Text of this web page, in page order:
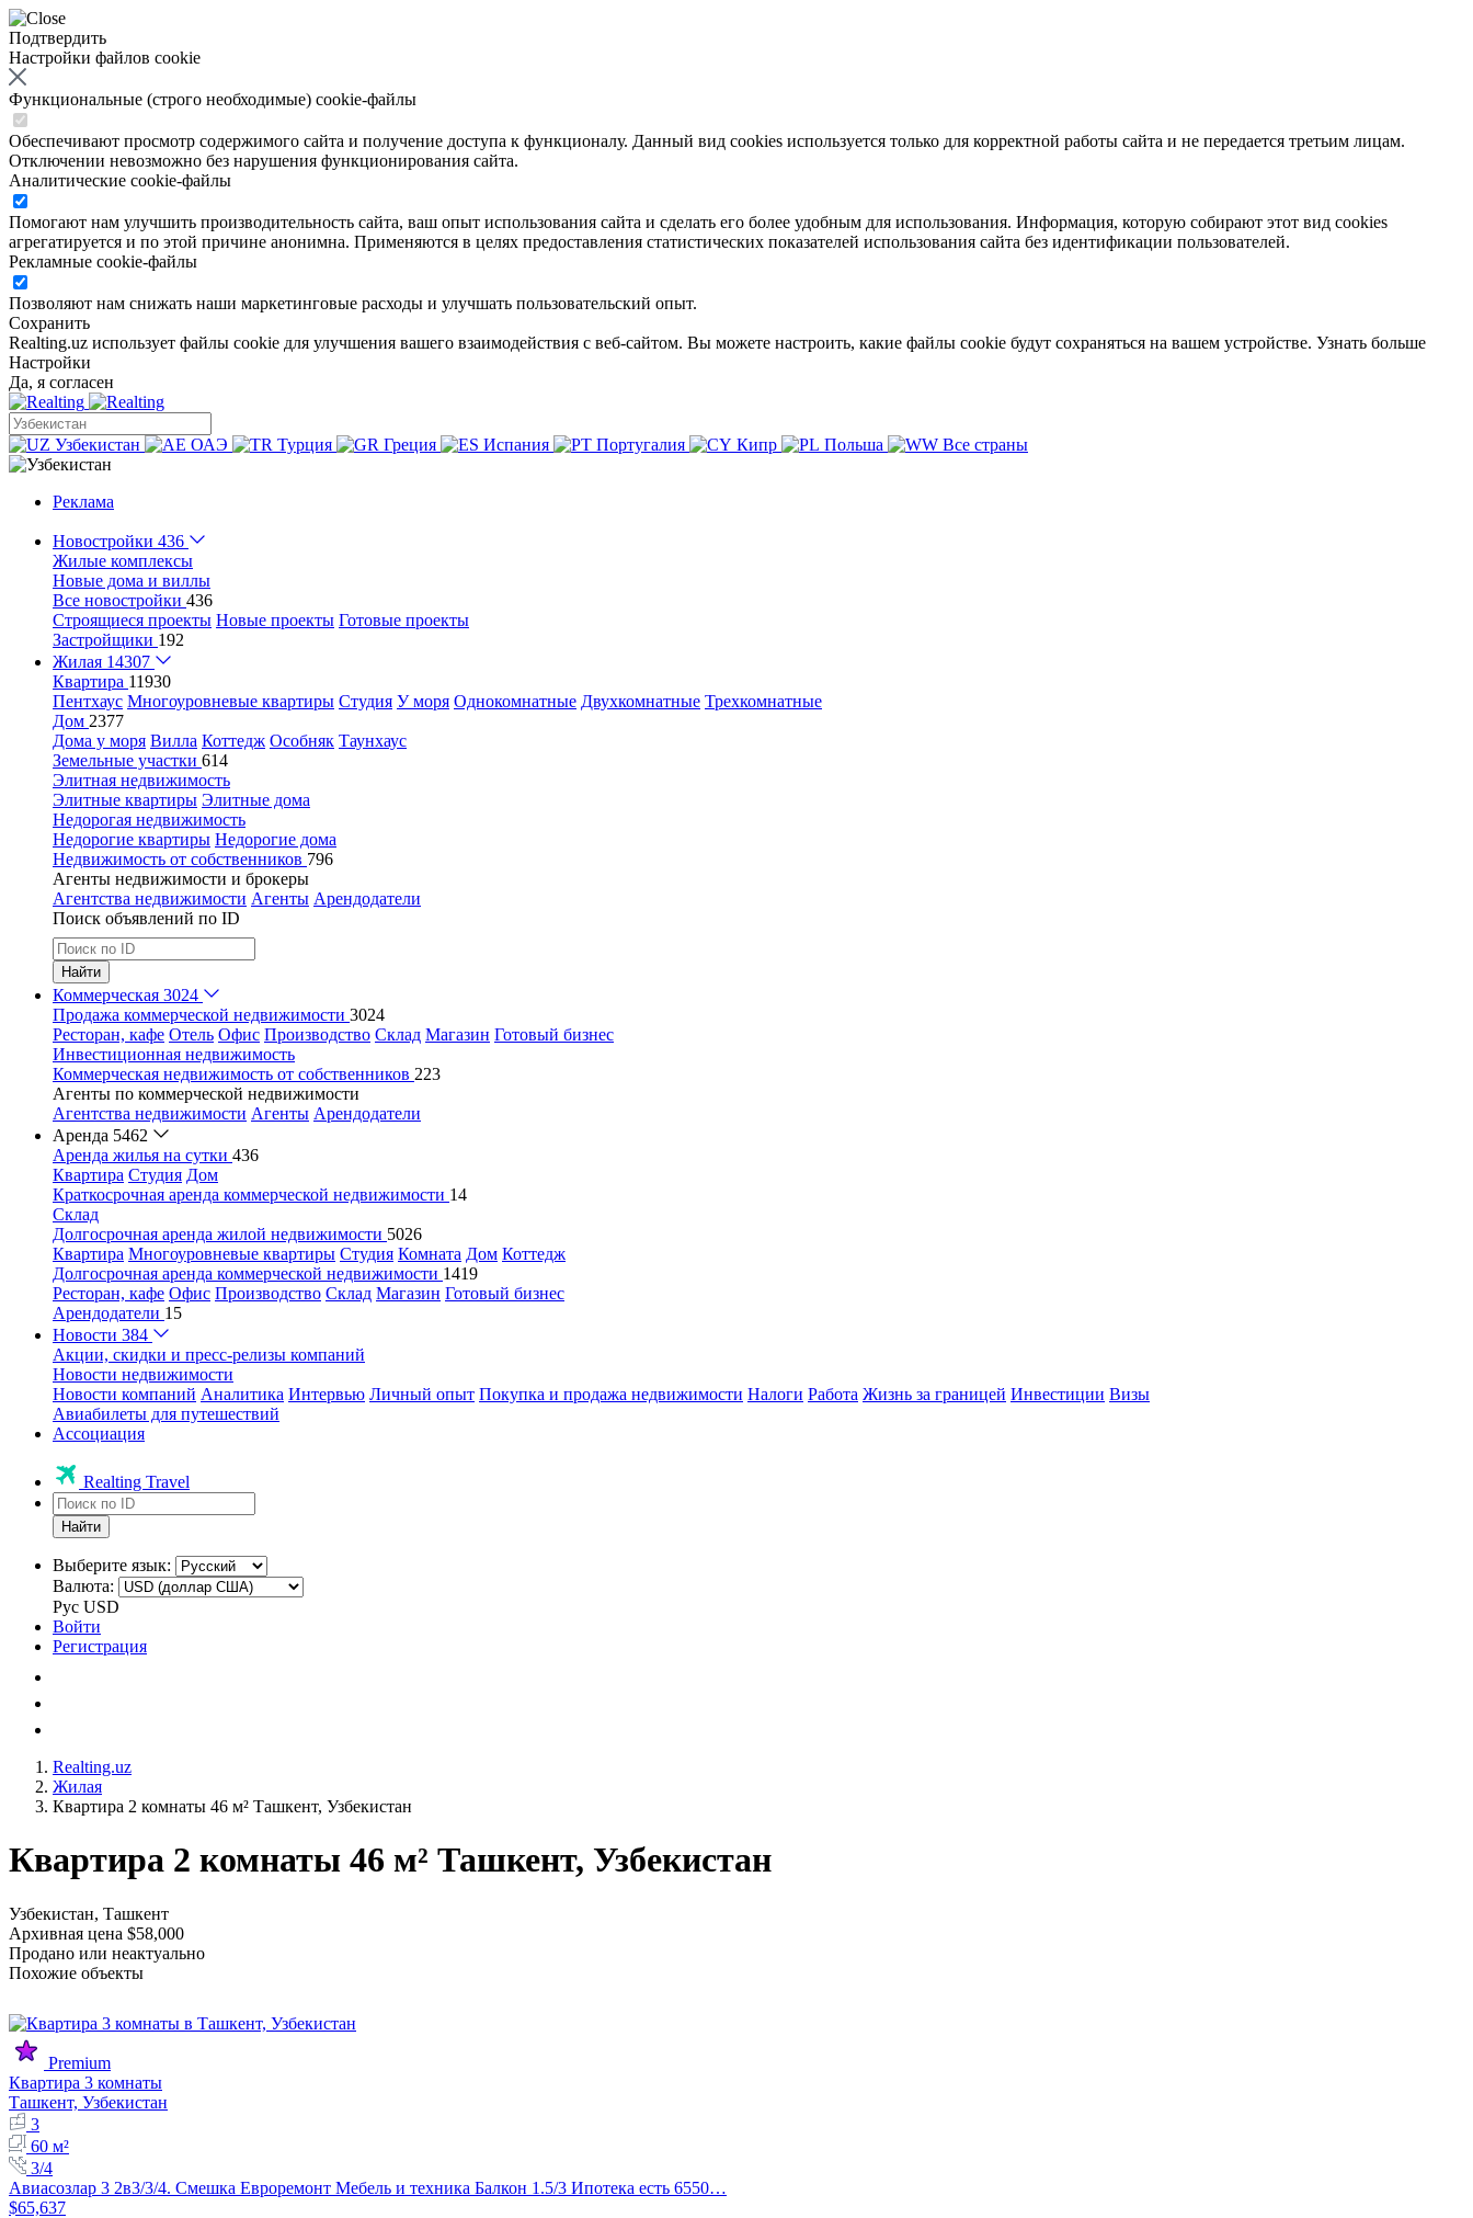
Подтвердить
Настройки файлов cookie
Функциональные (строго необходимые) cookie-файлы
Обеспечивают просмотр содержимого сайта и получение доступа к функционалу. Данный вид cookies используется только для корректной работы сайта и не передается третьим лицам.
Отключении невозможно без нарушения функционирования сайта.
Аналитические cookie-файлы
Помогают нам улучшить производительность сайта, ваш опыт использования сайта и сделать его более удобным для использования. Информация, которую собирают этот вид cookies
агрегатируется и по этой причине анонимна. Применяются в целях предоставления статистических показателей использования сайта без идентификации пользователей.
Рекламные cookie-файлы
Позволяют нам снижать наши маркетинговые расходы и улучшать пользовательский опыт.
Сохранить
Realting.uz использует файлы cookie для улучшения вашего взаимодействия с веб-сайтом. Вы можете настроить, какие файлы cookie будут сохраняться на вашем устройстве. Узнать больше
Настройки
Да, я согласен
Узбекистан ОАЭ Турция Греция Испания Португалия Кипр Польша Все страны
Реклама
Новостройки 436
Жилые комплексы
Новые дома и виллы
Все новостройки 436
Строящиеся проекты Новые проекты Готовые проекты
Застройщики 192
Жилая 14307
Квартира 11930
Пентхаус Многоуровневые квартиры Студия У моря Однокомнатные Двухкомнатные Трехкомнатные
Дом 2377
Дома у моря Вилла Коттедж Особняк Таунхаус
Земельные участки 614
Элитная недвижимость
Элитные квартиры Элитные дома
Недорогая недвижимость
Недорогие квартиры Недорогие дома
Недвижимость от собственников 796
Агенты недвижимости и брокеры
Агентства недвижимости Агенты Арендодатели
Поиск объявлений по ID
Найти
Коммерческая 3024
Продажа коммерческой недвижимости 3024
Ресторан, кафе Отель Офис Производство Склад Магазин Готовый бизнес
Инвестиционная недвижимость
Коммерческая недвижимость от собственников 223
Агенты по коммерческой недвижимости
Агентства недвижимости Агенты Арендодатели
Аренда 5462
Аренда жилья на сутки 436
Квартира Студия Дом
Краткосрочная аренда коммерческой недвижимости 14
Склад
Долгосрочная аренда жилой недвижимости 5026
Квартира Многоуровневые квартиры Студия Комната Дом Коттедж
Долгосрочная аренда коммерческой недвижимости 1419
Ресторан, кафе Офис Производство Склад Магазин Готовый бизнес
Арендодатели 15
Новости 384
Акции, скидки и пресс-релизы компаний
Новости недвижимости
Новости компаний Аналитика Интервью Личный опыт Покупка и продажа недвижимости Налоги Работа Жизнь за границей Инвестиции Визы
Авиабилеты для путешествий
Ассоциация
Realting Travel
Найти
Выберите язык:
Валюта:
Рус USD
Войти
Регистрация
Realting.uz
Жилая
Квартира 2 комнаты 46 м² Ташкент, Узбекистан
Квартира 2 комнаты 46 м² Ташкент, Узбекистан
Узбекистан, Ташкент
Архивная цена $58,000
Продано или неактуально
Похожие объекты
Premium
Квартира 3 комнаты
Ташкент, Узбекистан
3
60 м²
3/4
Авиасозлар 3 2в3/3/4. Смешка Евроремонт Мебель и техника Балкон 1.5/3 Ипотека есть 6550…
$65,637